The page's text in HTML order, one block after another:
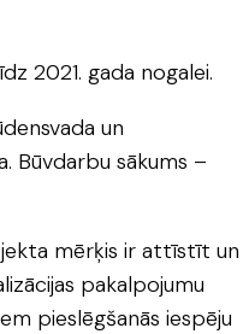
2021. gada nogalei.
un
Būvdarbu sākums –
mērķis ir attīstīt un
pakalpojumu
pieslēgšanās iespēju